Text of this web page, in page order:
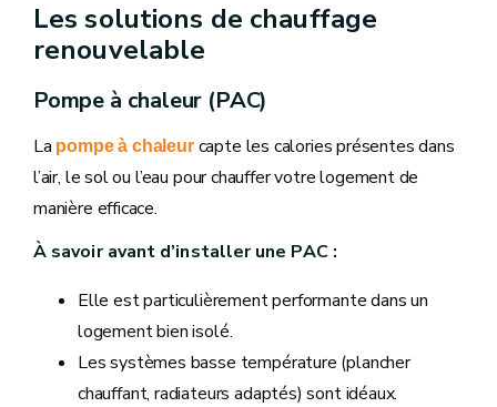
Les solutions de chauffage
renouvelable
Pompe à chaleur (PAC)
La pompe à chaleurcapte les calories présentes dans
l’air, le sol ou l’eau pour chauffer votre logement de
manière efficace.
À savoir avant d’installer une PAC :
Elle est particulièrement performante dans un
logement bien isolé.
Les systèmes basse température (plancher
chauffant, radiateurs adaptés) sont idéaux.